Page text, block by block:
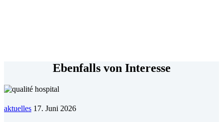
Ebenfalls von Interesse
aktuelles 17. Juni 2026